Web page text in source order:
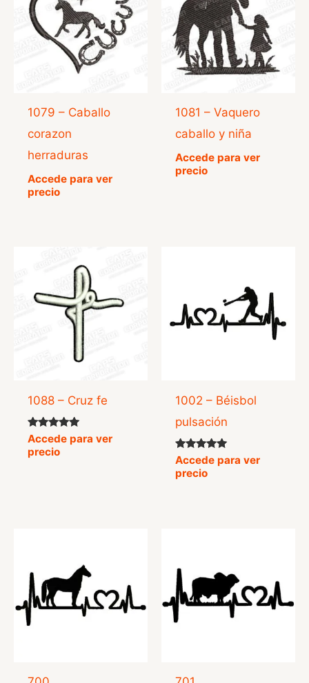
1079 – Caballo
corazon
herraduras
Accede para ver
precio
1081 – Vaquero
caballo y niña
Accede para ver
precio
1088 – Cruz fe
Valorado
con
5.00
Accede para ver
precio
1002 – Béisbol
pulsación
Valorado
con
5.00
Accede para ver
precio